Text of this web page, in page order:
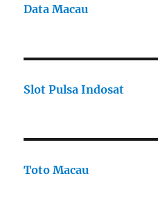
Data Macau
Slot Pulsa Indosat
Toto Macau